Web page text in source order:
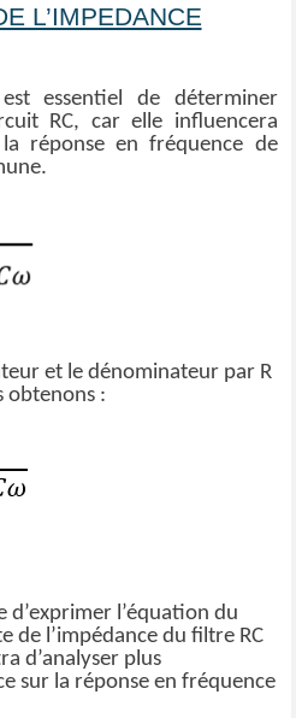
L’IMPEDANCE
essentiel de déterminer
RC, car elle influencera
réponse en fréquence de
et le dénominateur par R
obtenons :
d’exprimer l’équation du
de l’impédance du filtre RC
d’analyser plus
sur la réponse en fréquence